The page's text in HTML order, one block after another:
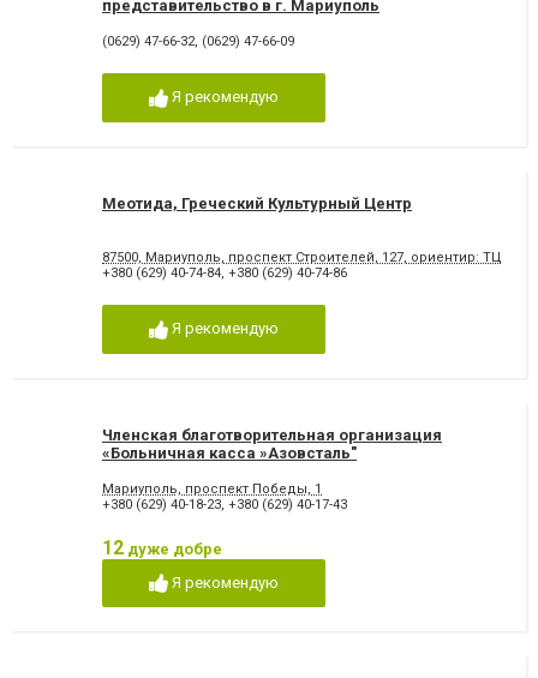
представительство в г. Мариуполь
(0629) 47-66-32, (0629) 47-66-09
Я рекомендую
Меотида, Греческий Культурный Центр
87500, Мариуполь, проспект Строителей, 127, ориентир: ТЦ
+380 (629) 40-74-84, +380 (629) 40-74-86
Я рекомендую
Членская благотворительная организация
«Больничная касса »Азовсталь"
Мариуполь, проспект Победы, 1
+380 (629) 40-18-23, +380 (629) 40-17-43
12 дуже добре
Я рекомендую